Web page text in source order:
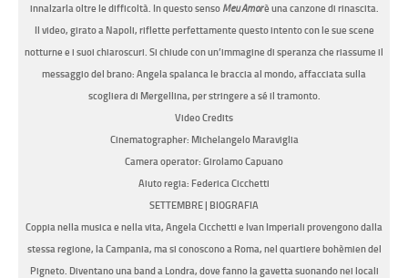
innalzarla oltre le difficoltà. In questo senso Meu Amorè una canzone di rinascita.
Il video, girato a Napoli, riflette perfettamente questo intento con le sue scene
notturne e i suoi chiaroscuri. Si chiude con un’immagine di speranza che riassume il
messaggio del brano: Angela spalanca le braccia al mondo, affacciata sulla
scogliera di Mergellina, per stringere a sé il tramonto.
Video Credits
Cinematographer: Michelangelo Maraviglia
Camera operator: Girolamo Capuano
Aiuto regia: Federica Cicchetti
SETTEMBRE | BIOGRAFIA
Coppia nella musica e nella vita, Angela Cicchetti e Ivan Imperiali provengono dalla
stessa regione, la Campania, ma si conoscono a Roma, nel quartiere bohèmien del
Pigneto. Diventano una band a Londra, dove fanno la gavetta suonando nei locali